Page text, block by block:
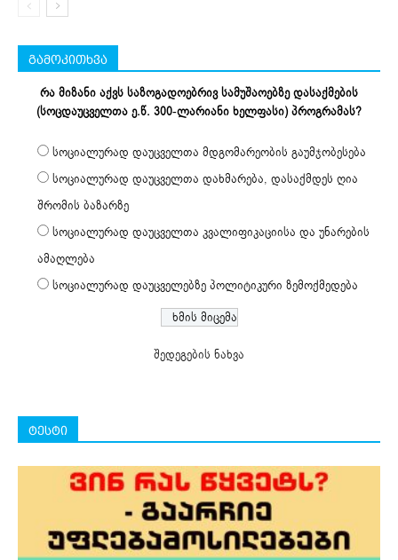
გამოკითხვა
რა მიზანი აქვს საზოგადოებრივ სამუშაოებზე დასაქმების
(სოცდაუცველთა ე.წ. 300-ლარიანი ხელფასი) პროგრამას?
სოციალურად დაუცველთა მდგომარეობის გაუმჯობესება
სოციალურად დაუცველთა დახმარება, დასაქმდეს ღია
შრომის ბაზარზე
სოციალურად დაუცველთა კვალიფიკაციისა და უნარების
ამაღლება
სოციალურად დაუცველებზე პოლიტიკური ზემოქმედება
შედეგების ნახვა
ტესტი